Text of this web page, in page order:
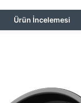
Ürün İncelemesi